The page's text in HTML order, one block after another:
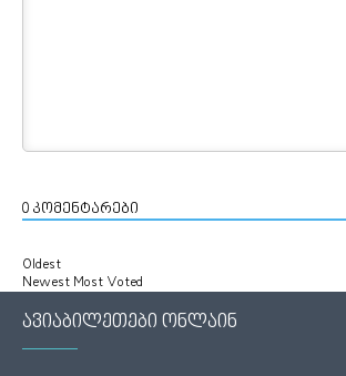
0 კომენტარები
Oldest
Newest Most Voted
ავიაბილეთები ონლაინ